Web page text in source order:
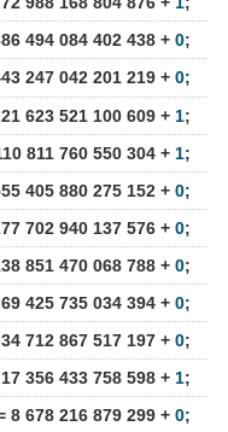
494 084 402 438 + 0;
247 042 201 219 + 0;
623 521 100 609 + 1;
811 760 550 304 + 1;
405 880 275 152 + 0;
702 940 137 576 + 0;
851 470 068 788 + 0;
425 735 034 394 + 0;
712 867 517 197 + 0;
356 433 758 598 + 1;
8 678 216 879 299 + 0;